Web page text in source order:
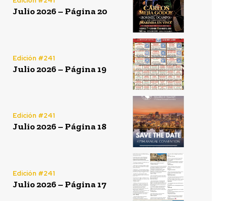
Julio 2026 – Página 20
Edición #241
Julio 2026 – Página 19
Edición #241
Julio 2026 – Página 18
Edición #241
Julio 2026 – Página 17